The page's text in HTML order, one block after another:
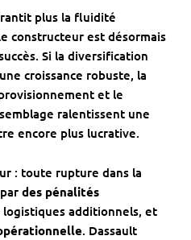
plus la fluidité
constructeur est désormais
Si la diversification
croissance robuste, la
et le
ralentissent une
encore plus lucrative.
: toute rupture dans la
des pénalités
logistiques additionnels, et
. Dassault